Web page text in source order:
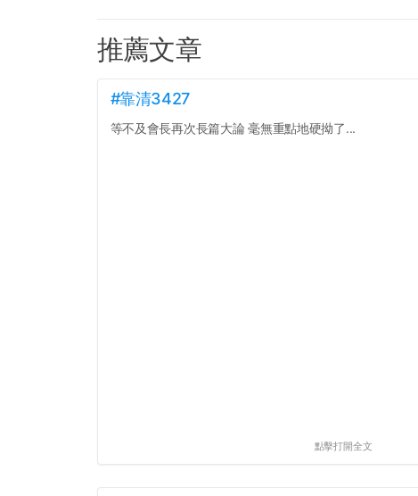
推薦文章
#靠清3427
等不及會長再次長篇大論 毫無重點地硬拗了...
點擊打開全文